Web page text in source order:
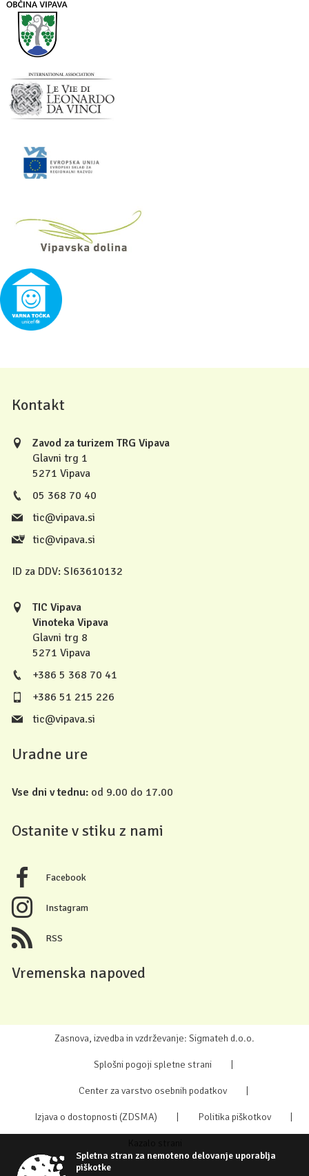
Kontakt
Zavod za turizem TRG Vipava
Glavni trg 1
5271 Vipava
05 368 70 40
tic@vipava.si
tic@vipava.si
ID za DDV: SI63610132
TIC Vipava
Vinoteka Vipava
Glavni trg 8
5271 Vipava
+386 5 368 70 41
+386 51 215 226
tic@vipava.si
Uradne ure
Vse dni v tednu: od 9.00 do 17.00
Ostanite v stiku z nami
Facebook
Instagram
RSS
Vremenska napoved
Zasnova, izvedba in vzdrževanje: Sigmateh d.o.o.
Splošni pogoji spletne strani |
Center za varstvo osebnih podatkov |
Izjava o dostopnosti (ZDSMA) | Politika piškotkov |
Spletna stran za nemoteno delovanje uporablja
piškotke